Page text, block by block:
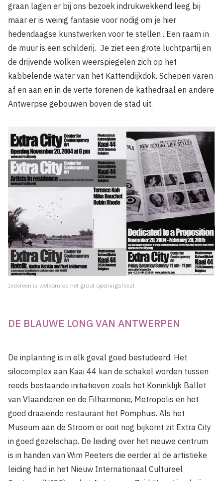
graan lagen er bij ons bezoek indrukwekkend leeg bij
maar er is weinig fantasie voor nodig om je hier
hedendaagse kunstwerken voor te stel­len . Een raam in
de muur is een schilderij. Je ziet een grote luchtpartij en
de drijvende wolken weerspiegelen zich op het
kabbelende water van het Kattendijk­dok. Schepen varen
af en aan en in de verte torenen de kathedraal en andere
Antwerpse gebouwen boven de stad uit.
Iedereen is welkom op het groot openingsfeest
DE BLAUWE LONG VAN ANTWERPEN
De inplanting is in elk geval goed bestu­deerd. Het
silocomplex aan Kaai 44 kan de schakel worden tussen
reeds bestaande initiatieven zoals het Koninklijk Ballet
van Vlaanderen en de Filharmonie, Metropolis en het
goed draaiende restaurant het Pomp­huis. Als het
Museum aan de Stroom er ooit nog bijkomt zit Extra City
in goed gezel­schap. De leiding over het nieuwe centrum
is in handen van Wim Peeters die eerder al de artistieke
leiding had in het Nieuw Internationaal Cultureel